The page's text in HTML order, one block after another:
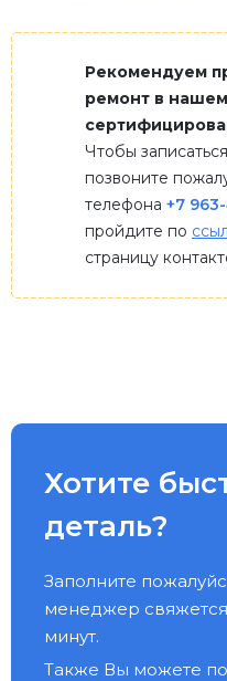
Рекомендуем
ремонт в нашем
Чтобы
позвоните
телефона +7
пройдите по
страницу
Хотите
деталь?
Заполните
менеджер
минут.
Также Вы можете